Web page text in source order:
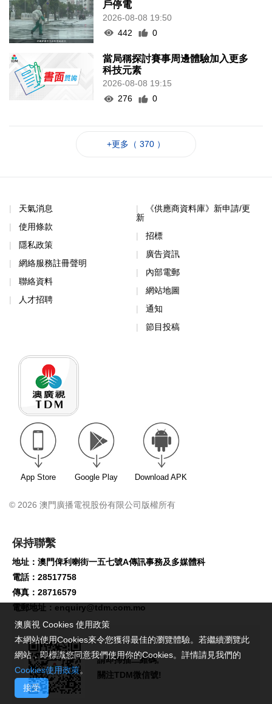
戶停電
2026-08-08 19:50
442
0
當局稱探討賽事周邊體驗加入更多
科技元素
2026-08-08 19:15
276
0
+更多（ 370 ）
天氣消息
使用條款
隱私政策
網絡服務註冊聲明
聯絡資料
人才招聘
《供應商資料庫》新申請/更
新
招標
廣告資訊
內部電郵
網站地圖
通知
節目投稿
App Store Google Play Download APK
© 2026 澳門廣播電視股份有限公司版權所有
保持聯繫
地址：澳門俾利喇街一五七號A傳訊事務及多媒體科
電話：28517758
傳真：28716579
電郵地址： enquiry@tdm.com.mo
請即掃描二維碼,
關注TDM微信號!
澳廣視 Cookies 使用政策
本網站使用Cookies來令您獲得最佳的瀏覽體驗。若繼續瀏覽此
網站，即標識您同意我們使用你的Cookies。詳情請見我們的
Cookies使用政策。
接受